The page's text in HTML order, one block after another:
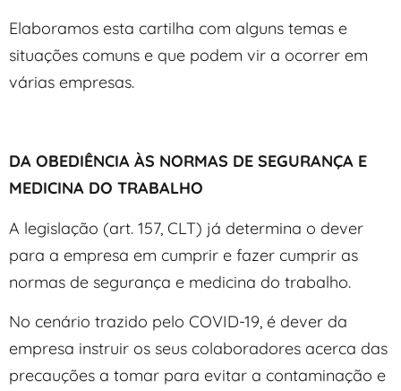
Elaboramos esta cartilha com alguns temas e
situações comuns e que podem vir a ocorrer em
várias empresas.
DA OBEDIÊNCIA ÀS NORMAS DE SEGURANÇA E
MEDICINA DO TRABALHO
A legislação (art. 157, CLT) já determina o dever
para a empresa em cumprir e fazer cumprir as
normas de segurança e medicina do trabalho.
No cenário trazido pelo COVID-19, é dever da
empresa instruir os seus colaboradores acerca das
precauções a tomar para evitar a contaminação e